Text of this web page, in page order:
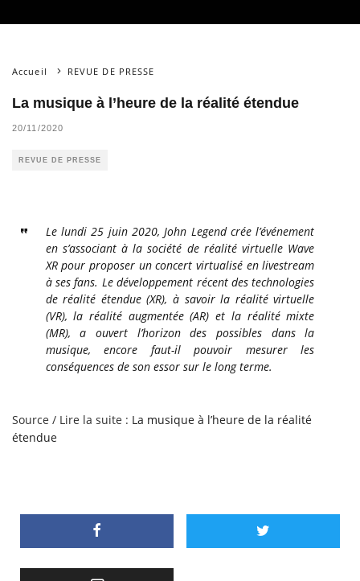
Accueil REVUE DE PRESSE
La musique à l’heure de la réalité étendue
20/11/2020
REVUE DE PRESSE
Le lundi 25 juin 2020, John Legend crée l’événement
en s’associant à la société de réalité virtuelle Wave
XR pour proposer un concert virtualisé en livestream
à ses fans. Le développement récent des technologies
de réalité étendue (XR), à savoir la réalité virtuelle
(VR), la réalité augmentée (AR) et la réalité mixte
(MR), a ouvert l’horizon des possibles dans la
musique, encore faut-il pouvoir mesurer les
conséquences de son essor sur le long terme.
Source / Lire la suite : La musique à l’heure de la réalité
étendue